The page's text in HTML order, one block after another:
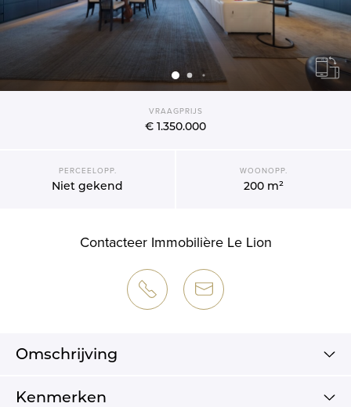
VRAAGPRIJS
€ 1.350.000
PERCEELOPP.
Niet gekend
WOONOPP.
200 m²
Contacteer Immobilière Le Lion
Omschrijving
Kenmerken